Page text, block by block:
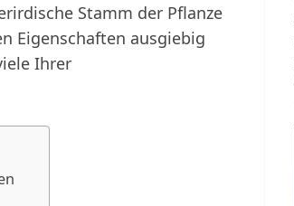
Stamm der Pflanze
Eigenschaften ausgiebig
Ihrer